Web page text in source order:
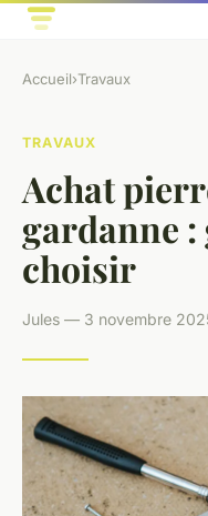
Accueil›Travaux
TRAVAUX
Achat
gardanne
choisir
Jules — 3 novembre